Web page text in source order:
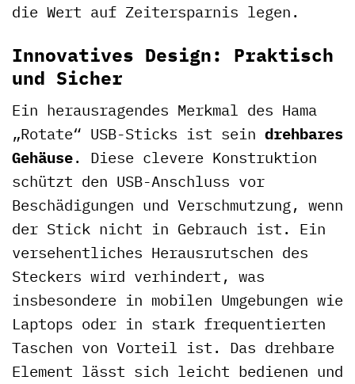
die Wert auf Zeitersparnis legen.
Innovatives Design: Praktisch
und Sicher
Ein herausragendes Merkmal des Hama
„Rotate“ USB-Sticks ist sein drehbares
Gehäuse. Diese clevere Konstruktion
schützt den USB-Anschluss vor
Beschädigungen und Verschmutzung, wenn
der Stick nicht in Gebrauch ist. Ein
versehentliches Herausrutschen des
Steckers wird verhindert, was
insbesondere in mobilen Umgebungen wie
Laptops oder in stark frequentierten
Taschen von Vorteil ist. Das drehbare
Element lässt sich leicht bedienen und